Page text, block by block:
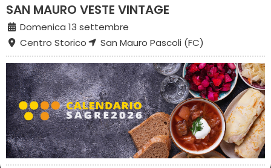
SAN MAURO VESTE VINTAGE
Domenica 13 settembre
Centro Storico
San Mauro Pascoli (FC)